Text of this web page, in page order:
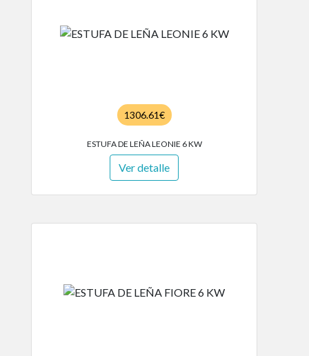
1306.61€
ESTUFA DE LEÑA LEONIE 6 KW
Ver detalle